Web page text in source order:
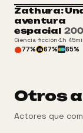
Zathura:
aventura
espacial
Ciencia ficción·1h
77% m 67% 65%
Otros
Actores que